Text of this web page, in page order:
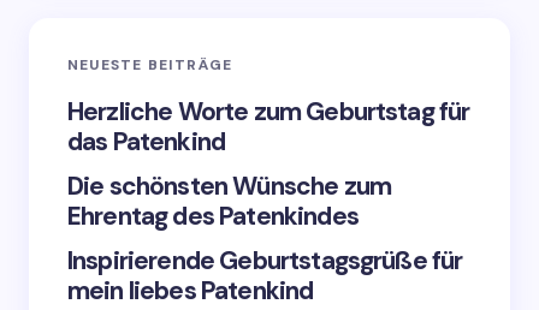
Ihr Kommentar *
Speichern Sie meinen Namen und meine E-Mail
Adresse in diesem Browser, wenn Sie das
NEUESTE BEITRÄGE
Herzliche Worte zum Geburtstag für
das Patenkind
Die schönsten Wünsche zum
Ehrentag des Patenkindes
Inspirierende Geburtstagsgrüße für
mein liebes Patenkind